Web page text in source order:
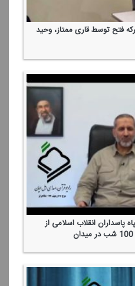
سوره مباركه فتح توسط قاری ممتاز، وحید
پاسداران انقلاب اسلامی از